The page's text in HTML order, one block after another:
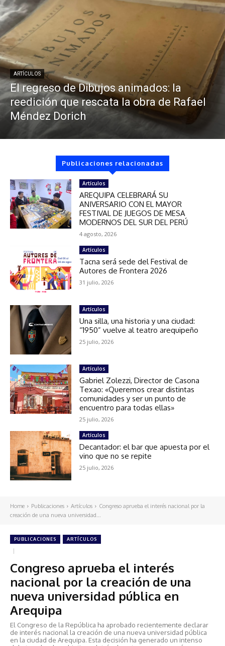
ARTÍCULOS
El regreso de Dibujos animados: la
reedición que rescata la obra de Rafael
Méndez Dorich
Publicaciones relacionadas
Artículos
AREQUIPA CELEBRARÁ SU
ANIVERSARIO CON EL MAYOR
FESTIVAL DE JUEGOS DE MESA
MODERNOS DEL SUR DEL PERÚ
4 agosto, 2026
Artículos
Tacna será sede del Festival de
Autores de Frontera 2026
31 julio, 2026
Artículos
Una silla, una historia y una ciudad:
“1950” vuelve al teatro arequipeño
25 julio, 2026
Artículos
Gabriel Zolezzi, Director de Casona
Texao: «Queremos crear distintas
comunidades y ser un punto de
encuentro para todas ellas»
25 julio, 2026
Artículos
Decantador: el bar que apuesta por el
vino que no se repite
25 julio, 2026